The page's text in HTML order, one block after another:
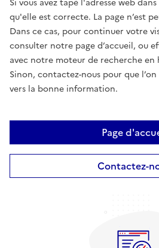
Si vous avez tapé l'adresse web
qu'elle est correcte. La page n’est
Dans ce cas, pour continuer votre
consulter notre page d’accueil, ou
avec notre moteur de recherche en
Sinon, contactez-nous pour que
vers la bonne information.
Page
Contactez-